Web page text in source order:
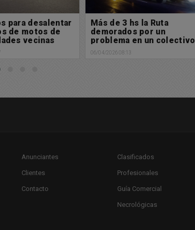
para desalentar
de motos de
vecinas
Más de 3 hs la Ruta
demorados por un
problema en un colectivo
06/04/2026 08:13
Anunciantes
Clientes
Contacto
Clasificados
Profesionales
Guía Comercial
Necrológicas